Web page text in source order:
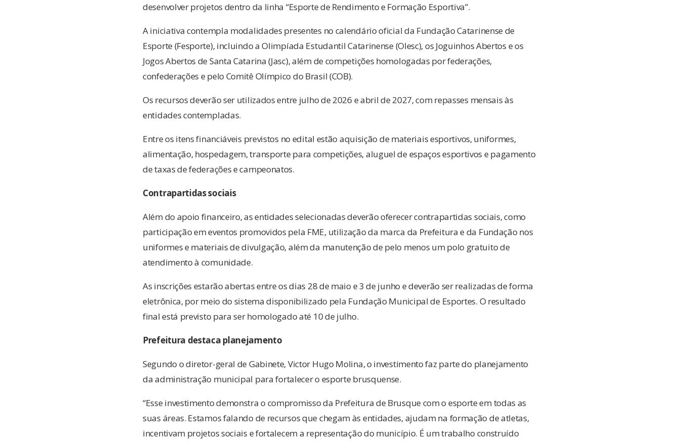
desenvolver projetos dentro da linha “Esporte de Rendimento e Formação Esportiva”.
A iniciativa contempla modalidades presentes no calendário oficial da Fundação Catarinense de
Esporte (Fesporte), incluindo a Olimpíada Estudantil Catarinense (Olesc), os Joguinhos Abertos e os
Jogos Abertos de Santa Catarina (Jasc), além de competições homologadas por federações,
confederações e pelo Comitê Olímpico do Brasil (COB).
Os recursos deverão ser utilizados entre julho de 2026 e abril de 2027, com repasses mensais às
entidades contempladas.
Entre os itens financiáveis previstos no edital estão aquisição de materiais esportivos, uniformes,
alimentação, hospedagem, transporte para competições, aluguel de espaços esportivos e pagamento
de taxas de federações e campeonatos.
Contrapartidas sociais
Além do apoio financeiro, as entidades selecionadas deverão oferecer contrapartidas sociais, como
participação em eventos promovidos pela FME, utilização da marca da Prefeitura e da Fundação nos
uniformes e materiais de divulgação, além da manutenção de pelo menos um polo gratuito de
atendimento à comunidade.
As inscrições estarão abertas entre os dias 28 de maio e 3 de junho e deverão ser realizadas de forma
eletrônica, por meio do sistema disponibilizado pela Fundação Municipal de Esportes. O resultado
final está previsto para ser homologado até 10 de julho.
Prefeitura destaca planejamento
Segundo o diretor-geral de Gabinete, Victor Hugo Molina, o investimento faz parte do planejamento
da administração municipal para fortalecer o esporte brusquense.
“Esse investimento demonstra o compromisso da Prefeitura de Brusque com o esporte em todas as
suas áreas. Estamos falando de recursos que chegam às entidades, ajudam na formação de atletas,
incentivam projetos sociais e fortalecem a representação do município. É um trabalho construído